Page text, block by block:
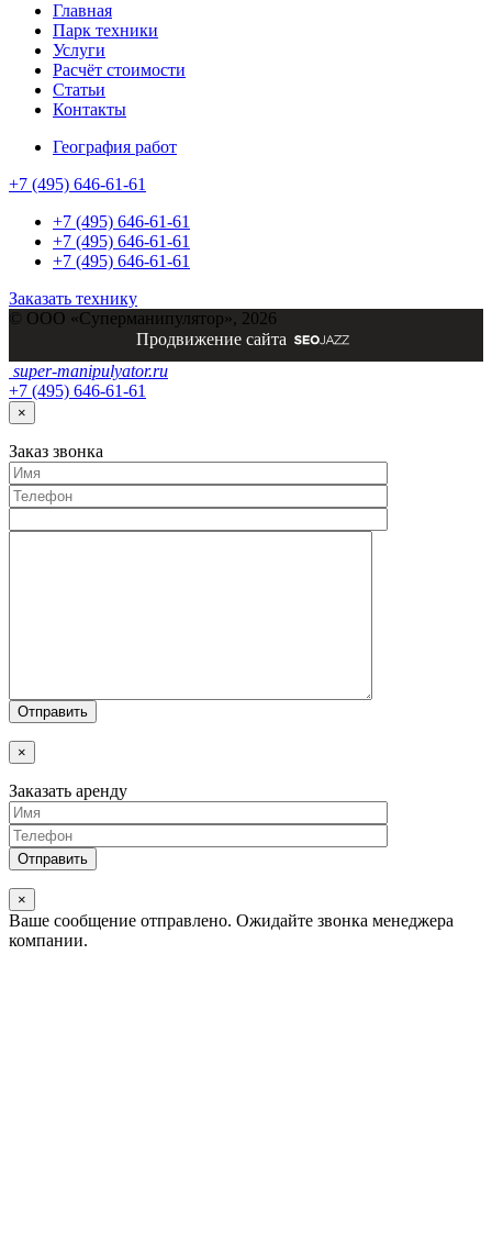
Главная
Парк техники
Услуги
Расчёт стоимости
Статьи
Контакты
География работ
+7 (495) 646-61-61
+7 (495) 646-61-61
+7 (495) 646-61-61
+7 (495) 646-61-61
Заказать технику
© ООО «Суперманипулятор», 2026
Продвижение сайта
super-manipulyator.ru
+7 (495) 646-61-61
×
Заказ звонка
×
Заказать аренду
×
Ваше сообщение отправлено. Ожидайте звонка менеджера
компании.